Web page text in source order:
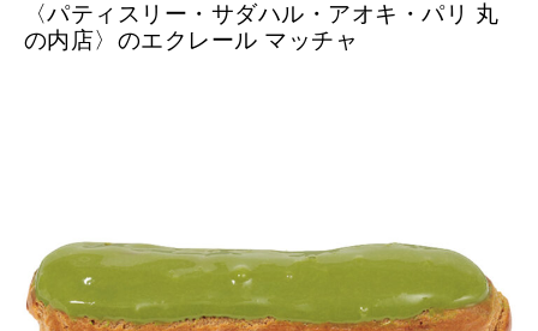
〈パティスリー・サダハル・アオキ・パリ 丸
の内店〉のエクレール マッチャ